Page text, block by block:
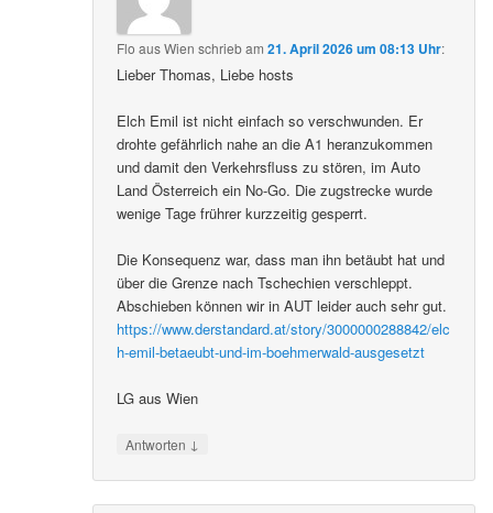
Flo aus Wien schriebam21. April 2026 um 08:13 Uhr:
Lieber Thomas, Liebe hosts
Elch Emil ist nicht einfach so verschwunden. Er
drohte gefährlich nahe an die A1 heranzukommen
und damit den Verkehrsfluss zu stören, im Auto
Land Österreich ein No-Go. Die zugstrecke wurde
wenige Tage frührer kurzzeitig gesperrt.
Die Konsequenz war, dass man ihn betäubt hat und
über die Grenze nach Tschechien verschleppt.
Abschieben können wir in AUT leider auch sehr gut.
https://www.derstandard.at/story/3000000288842/elc
h-emil-betaeubt-und-im-boehmerwald-ausgesetzt
LG aus Wien
Antworten ↓